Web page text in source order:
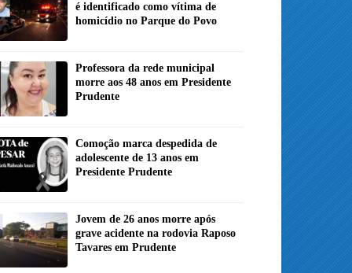
é identificado como vítima de
homicídio no Parque do Povo
Professora da rede municipal
morre aos 48 anos em Presidente
Prudente
Comoção marca despedida de
adolescente de 13 anos em
Presidente Prudente
Jovem de 26 anos morre após
grave acidente na rodovia Raposo
Tavares em Prudente